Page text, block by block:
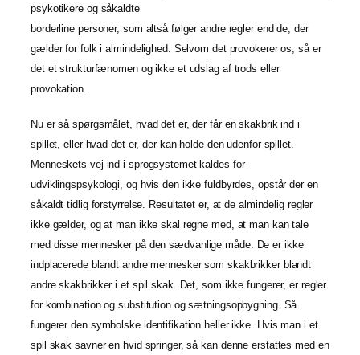
psykotikere og såkaldte
borderline personer, som altså følger andre regler end de, der
gælder for folk i almindelighed. Selvom det provokerer os, så er
det et strukturfænomen og ikke et udslag af trods eller
provokation.
Nu er så spørgsmålet, hvad det er, der får en skakbrik ind i
spillet, eller hvad det er, der kan holde den udenfor spillet.
Menneskets vej ind i sprogsystemet kaldes for
udviklingspsykologi, og hvis den ikke fuldbyrdes, opstår der en
såkaldt tidlig forstyrrelse. Resultatet er, at de almindelig regler
ikke gælder, og at man ikke skal regne med, at man kan tale
med disse mennesker på den sædvanlige måde. De er ikke
indplacerede blandt andre mennesker som skakbrikker blandt
andre skakbrikker i et spil skak. Det, som ikke fungerer, er regler
for kombination og substitution og sætningsopbygning. Så
fungerer den symbolske identifikation heller ikke. Hvis man i et
spil skak savner en hvid springer, så kan denne erstattes med en